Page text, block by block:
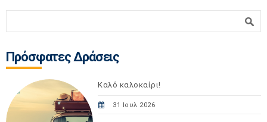
Πρόσφατες Δράσεις
Καλό καλοκαίρι!
31 Ιουλ 2026